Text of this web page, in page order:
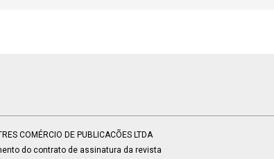
COMÉRCIO DE PUBLICACÕES LTDA
do contrato de assinatura da revista